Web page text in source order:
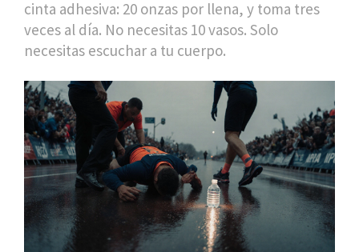
cinta adhesiva: 20 onzas por llena, y toma tres
veces al día. No necesitas 10 vasos. Solo
necesitas escuchar a tu cuerpo.